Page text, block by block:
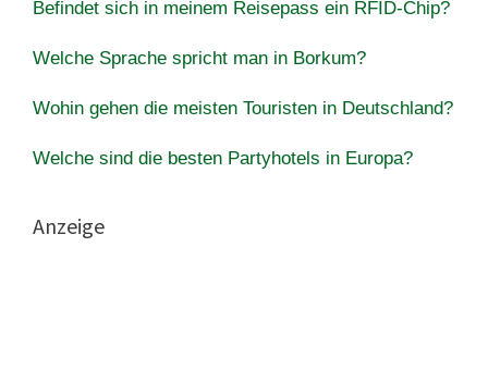
Befindet sich in meinem Reisepass ein RFID-Chip?
Welche Sprache spricht man in Borkum?
Wohin gehen die meisten Touristen in Deutschland?
Welche sind die besten Partyhotels in Europa?
Anzeige